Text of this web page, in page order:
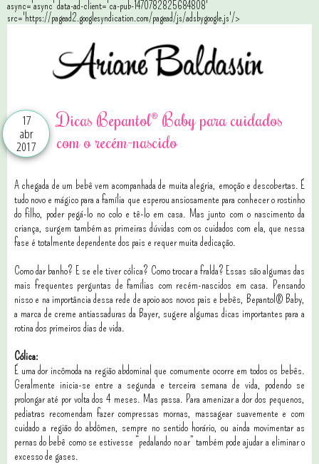
async='async' data-ad-client='ca-pub-1470782825684808'
src='https://pagead2.googlesyndication.com/pagead/js/adsbygoogle.js'/>
17
abr
2017
Dicas Bepantol® Baby para cuidados
com o recém-nascido
A chegada de um bebê vem acompanhada de muita alegria, emoção e descobertas. É
tudo novo e mágico para a família que esperou ansiosamente para conhecer o rostinho
do filho, poder pegá-lo no colo e tê-lo em casa. Mas junto com o nascimento da
criança, surgem também as primeiras dúvidas com os cuidados com ela, que nessa
fase é totalmente dependente dos pais e requer muita dedicação.
Como dar banho? E se ele tiver cólica? Como trocar a fralda? Essas são algumas das
mais frequentes perguntas de famílias com recém-nascidos em casa. Pensando
nisso e na importância dessa rede de apoio aos novos pais e bebês, Bepantol® Baby,
a marca de creme antiassaduras da Bayer, sugere algumas dicas importantes para a
rotina dos primeiros dias de vida.
Cólica:
É uma dor incômoda na região abdominal que comumente ocorre em todos os bebês.
Geralmente inicia-se entre a segunda e terceira semana de vida, podendo se
prolongar até por volta dos 4 meses. Mas passa. Para amenizar a dor dos pequenos,
pediatras recomendam fazer compressas mornas, massagear suavemente e com
cuidado a região do abdômen, sempre no sentido horário, ou ainda movimentar as
pernas do bebê como se estivesse “pedalando no ar” também pode ajudar a eliminar o
excesso de gases.